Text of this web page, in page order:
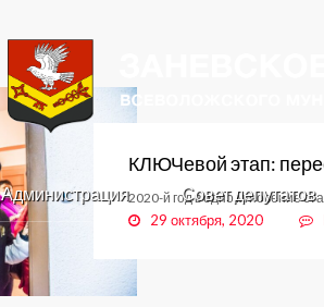
Администрация Совет депутатов
КЛЮЧевой этап:
2020-й год в одно мгновение
29 октября, 2020